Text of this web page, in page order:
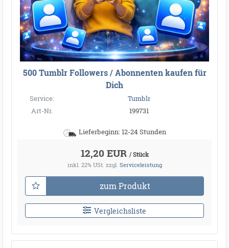
500 Tumblr Followers / Abonnenten kaufen für
Dich
Service:
Tumblr
Art-Nr.
199731
Lieferbeginn: 12-24 Stunden
12,20 EUR / Stück
inkl. 22% USt. zzgl. Serviceleistung
zum Produkt
Vergleichsliste